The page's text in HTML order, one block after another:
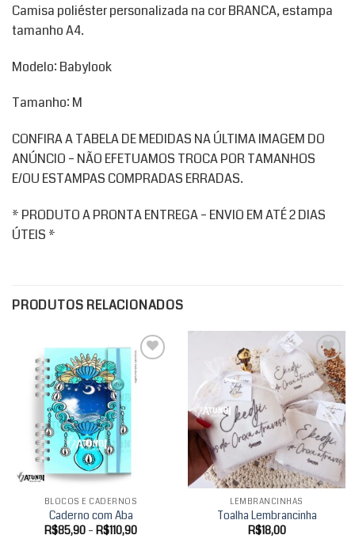
Camisa poliéster personalizada na cor BRANCA, estampa
tamanho A4.
Modelo: Babylook
Tamanho: M
CONFIRA A TABELA DE MEDIDAS NA ÚLTIMA IMAGEM DO
ANÚNCIO – NÃO EFETUAMOS TROCA POR TAMANHOS
E/OU ESTAMPAS COMPRADAS ERRADAS.
* PRODUTO A PRONTA ENTREGA – ENVIO EM ATÉ 2 DIAS
ÚTEIS *
PRODUTOS RELACIONADOS
BLOCOS E CADERNOS
Caderno com Aba
R$85,90 – R$110,90Faixa
Add to
wishlist
LEMBRANCINHAS
Toalha Lembrancinha
R$18,00